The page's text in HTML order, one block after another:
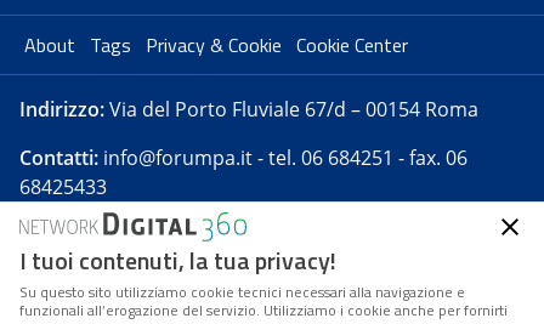
About Tags Privacy & Cookie Cookie Center
Indirizzo:Via del Porto Fluviale 67/d – 00154 Roma
Contatti: info@forumpa.it- tel. 06 684251 - fax. 06
68425433
Forumpa.itè una pubblicazione telematica iscritta
presso Registro della stampa del Tribunale di Roma -
Reg. n. 182 del 2 maggio 2008 - Direttore resp. Michela
I tuoi contenuti, la tua privacy!
Su questo sito utilizziamo cookie tecnici necessari alla navigazione e
funzionali all’erogazione del servizio. Utilizziamo i cookie anche per fornirti